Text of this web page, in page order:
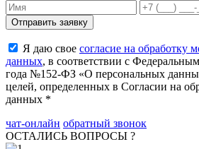
Я даю свое согласие на обработку
данных, в соответствии с
года №152-ФЗ «О персональных
целей, определенных в Согласии на
данных *
чат-онлайн обратный звонок
ОСТАЛИСЬ ВОПРОСЫ ?